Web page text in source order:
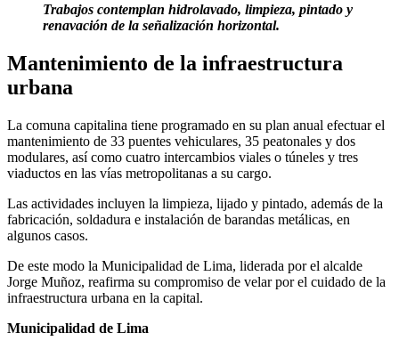
Trabajos contemplan hidrolavado, limpieza, pintado y
renavación de la señalización horizontal.
Mantenimiento de la infraestructura
urbana
La comuna capitalina tiene programado en su plan anual efectuar el
mantenimiento de 33 puentes vehiculares, 35 peatonales y dos
modulares, así como cuatro intercambios viales o túneles y tres
viaductos en las vías metropolitanas a su cargo.
Las actividades incluyen la limpieza, lijado y pintado, además de la
fabricación, soldadura e instalación de barandas metálicas, en
algunos casos.
De este modo la Municipalidad de Lima, liderada por el alcalde
Jorge Muñoz, reafirma su compromiso de velar por el cuidado de la
infraestructura urbana en la capital.
Municipalidad de Lima